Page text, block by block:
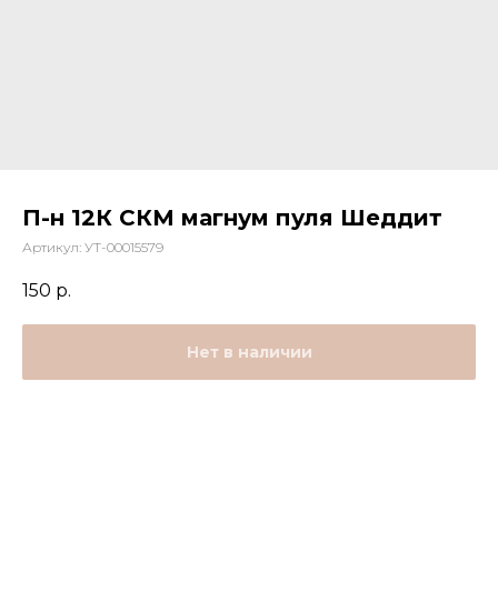
П-н 12К СКМ магнум пуля Шеддит
Артикул: УТ-00015579
150 р.
Нет в наличии